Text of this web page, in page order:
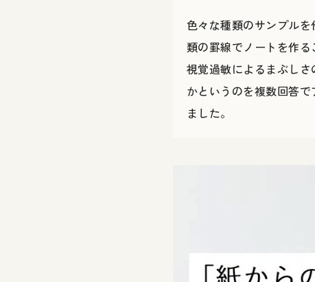
色々な種類のサンプル
類の罫線でノートを作る
視覚過敏によるまぶし
かというのを複数回答
ました。